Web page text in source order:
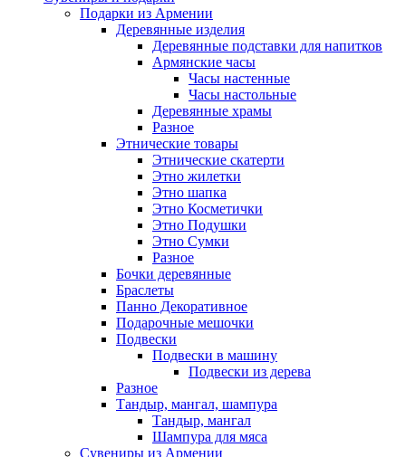
Подарки из Армении
Деревянные изделия
Деревянные подставки для напитков
Армянские часы
Часы настенные
Часы настольные
Деревянные храмы
Разное
Этнические товары
Этнические скатерти
Этно жилетки
Этно шапка
Этно Косметички
Этно Подушки
Этно Сумки
Разное
Бочки деревянные
Браслеты
Панно Декоративное
Подарочные мешочки
Подвески
Подвески в машину
Подвески из дерева
Разное
Тандыр, мангал, шампура
Тандыр, мангал
Шампура для мяса
Сувениры из Армении